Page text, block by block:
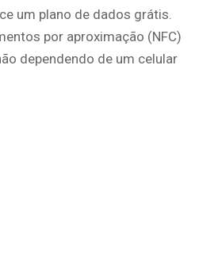
um plano de dados grátis.
por aproximação (NFC)
dependendo de um celular